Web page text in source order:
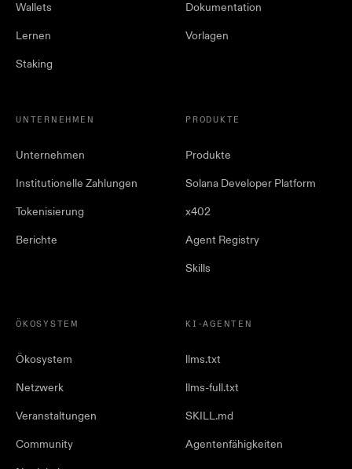
Wallets
Lernen
Staking
Dokumentation
Vorlagen
UNTERNEHMEN
Unternehmen
Institutionelle Zahlungen
Tokenisierung
Berichte
PRODUKTE
Produkte
Solana Developer Platform
x402
Agent Registry
Skills
ÖKOSYSTEM
Ökosystem
Netzwerk
Veranstaltungen
Community
KI-AGENTEN
llms.txt
llms-full.txt
SKILL.md
Agentenfähigkeiten